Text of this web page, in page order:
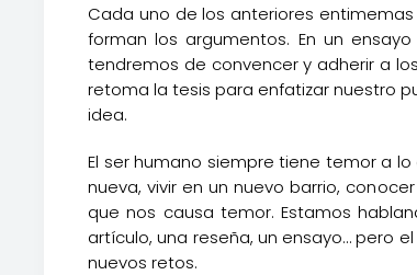
Cada uno de los anteriores
forman los argumentos. En un
tendremos de convencer y adherir a
retoma la tesis para enfatizar nuestro
idea.
El ser humano siempre tiene temor a
nueva, vivir en un nuevo barrio,
que nos causa temor. Estamos
artículo, una reseña, un ensayo… pero
nuevos retos.